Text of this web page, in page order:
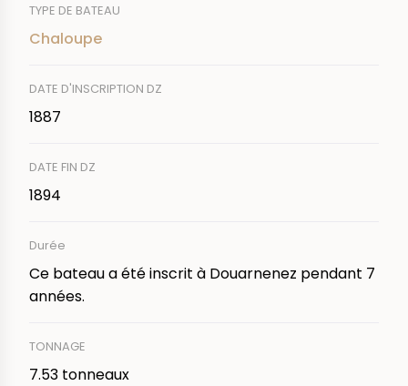
TYPE DE BATEAU
Chaloupe
DATE D'INSCRIPTION DZ
1887
DATE FIN DZ
1894
Durée
Ce bateau a été inscrit à Douarnenez pendant 7
années.
TONNAGE
7.53 tonneaux